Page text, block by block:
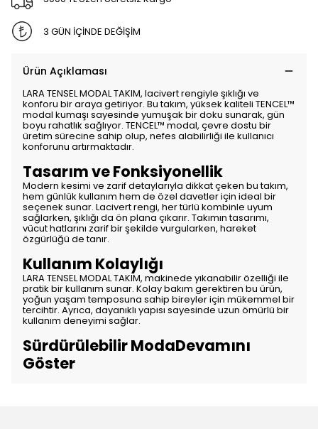
3 GÜN İÇİNDE DEĞİŞİM
Ürün Açıklaması
LARA TENSEL MODAL TAKIM, lacivert rengiyle şıklığı ve
konforu bir araya getiriyor. Bu takım, yüksek kaliteli TENCEL™
modal kumaşı sayesinde yumuşak bir doku sunarak, gün
boyu rahatlık sağlıyor. TENCEL™ modal, çevre dostu bir
üretim sürecine sahip olup, nefes alabilirliği ile kullanıcı
konforunu artırmaktadır.
Tasarım ve Fonksiyonellik
Modern kesimi ve zarif detaylarıyla dikkat çeken bu takım,
hem günlük kullanım hem de özel davetler için ideal bir
seçenek sunar. Lacivert rengi, her türlü kombinle uyum
sağlarken, şıklığı da ön plana çıkarır. Takımın tasarımı,
vücut hatlarını zarif bir şekilde vurgularken, hareket
özgürlüğü de tanır.
Kullanım Kolaylığı
LARA TENSEL MODAL TAKIM, makinede yıkanabilir özelliği ile
pratik bir kullanım sunar. Kolay bakım gerektiren bu ürün,
yoğun yaşam temposuna sahip bireyler için mükemmel bir
tercihtir. Ayrıca, dayanıklı yapısı sayesinde uzun ömürlü bir
kullanım deneyimi sağlar.
Sürdürülebilir ModaDevamını
Göster